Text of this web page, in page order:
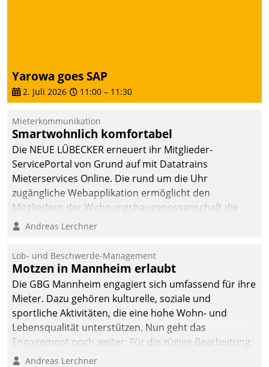
datengestützte
Entscheidungen.
Yarowa goes SAP
2. Juli 2026 11:00 – 11:30
Mieterkommunikation
Smartwohnlich komfortabel
Die NEUE LÜBECKER erneuert ihr Mitglieder-
ServicePortal von Grund auf mit Datatrains
Mieterservices Online. Die rund um die Uhr
zugängliche Webapplikation ermöglicht den
Mitgliedern der Wohnungs­bau­genossenschaft die
Kontaktaufnahme per Smartphone, Tablet oder PC.
Andreas Lerchner
Lob- und Beschwerde-Management
Motzen in Mannheim erlaubt
Die GBG Mannheim engagiert sich umfassend für ihre
Mieter. Dazu gehören kulturelle, soziale und
sportliche Aktivitäten, die eine hohe Wohn- und
Lebensqualität unterstützen. Nun geht das
Engagement noch weiter: Für die zügige Bearbeitung
von Beschwerden – oder Lob – richtet das
Andreas Lerchner